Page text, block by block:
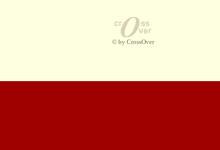
© by CrossOver